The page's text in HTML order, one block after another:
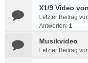
X1/9 Video
Letzter Beitrag von
Antworten: 1
Musikvideo
Letzter Beitrag von